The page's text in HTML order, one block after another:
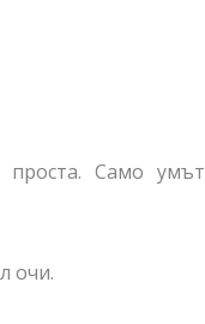
проста. Само
очи.